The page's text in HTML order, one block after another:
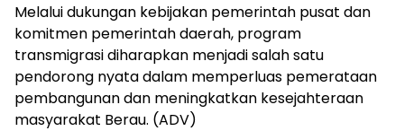
Melalui dukungan kebijakan pemerintah pusat dan
komitmen pemerintah daerah, program
transmigrasi diharapkan menjadi salah satu
pendorong nyata dalam memperluas pemerataan
pembangunan dan meningkatkan kesejahteraan
masyarakat Berau. (ADV)